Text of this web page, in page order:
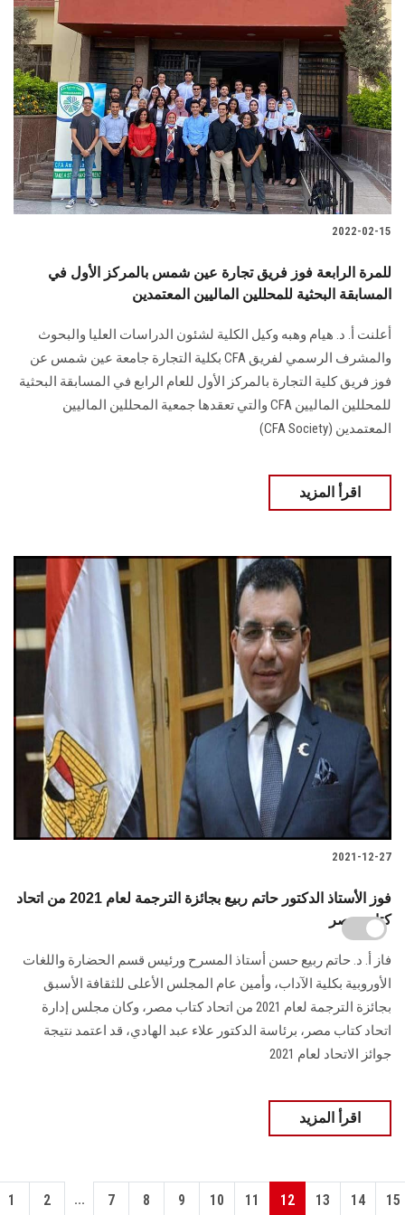
2022-02-15
للمرة الرابعة فوز فريق تجارة عين شمس بالمركز الأول في
المسابقة البحثية للمحللين الماليين المعتمدين
أعلنت أ. د. هيام وهبه وكيل الكلية لشئون الدراسات العليا والبحوث
والمشرف الرسمي لفريق CFA بكلية التجارة جامعة عين شمس عن
فوز فريق كلية التجارة بالمركز الأول للعام الرابع في المسابقة البحثية
للمحللين الماليين CFA والتي تعقدها جمعية المحللين الماليين
المعتمدين (CFA Society)
اقرأ المزيد
2021-12-27
فوز الأستاذ الدكتور حاتم ربيع بجائزة الترجمة لعام 2021 من اتحاد
كتاب مصر
فاز أ. د. حاتم ربيع حسن أستاذ المسرح ورئيس قسم الحضارة واللغات
الأوروبية بكلية الآداب، وأمين عام المجلس الأعلى للثقافة الأسبق
بجائزة الترجمة لعام 2021 من اتحاد كتاب مصر، وكان مجلس إدارة
اتحاد كتاب مصر، برئاسة الدكتور علاء عبد الهادي، قد اعتمد نتيجة
جوائز الاتحاد لعام 2021
اقرأ المزيد
1 2 ... 7 8 9 10 11 12 13 14 15